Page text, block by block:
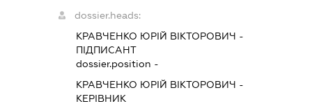
dossier.heads:
КРАВЧЕНКО ЮРІЙ ВІКТОРОВИЧ -
ПІДПИСАНТ
dossier.position -
КРАВЧЕНКО ЮРІЙ ВІКТОРОВИЧ -
КЕРІВНИК